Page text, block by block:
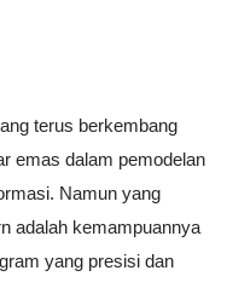
terus berkembang
emas dalam pemodelan
Namun yang
adalah kemampuannya
yang presisi dan